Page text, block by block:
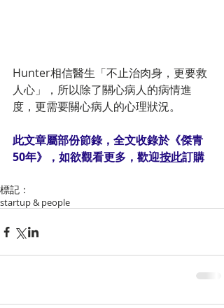
Hunter相信醫生「不止治肉身，更要救
人心」，所以除了關心病人的病情進
度，更需要關心病人的心理狀況。
此文章屬部份節錄，全文收錄於《傑青
50年》，如欲觀看更多，歡迎按此訂購
標記：
startup & people